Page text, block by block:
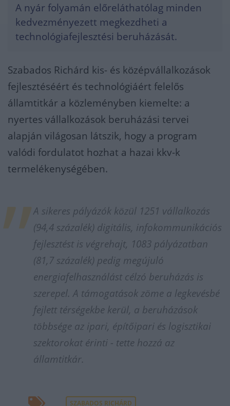
A nyár folyamán előreláthatólag minden
kedvezményezett megkezdheti a
technológiafejlesztési beruházását.
Szabados Richárd kis- és középvállalkozások
fejlesztéséért és technológiáért felelős
államtitkár a közleményben kiemelte: a
nyertes vállalkozások beruházási tervei
alapján világosan látszik, hogy a program
valódi fordulatot hozhat a hazai kkv-k
termelékenységében.
A sikeres pályázók közül 1251 vállalkozás
(94,4 százalék) digitális, infokommunikációs
fejlesztést is végrehajt, 1083 pályázatban
(81,7 százalék) pedig megújuló
energiafelhasználást célzó beruházás is
szerepel. A támogatások zöme a legkevésbé
fejlett térségekbe kerül, a beruházások
többsége az ipari, építőipari és logisztikai
szektorokat érinti - tette hozzá az
államtitkár.
SZABADOS RICHÁRD